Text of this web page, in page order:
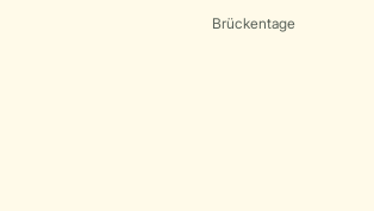
Brückentage